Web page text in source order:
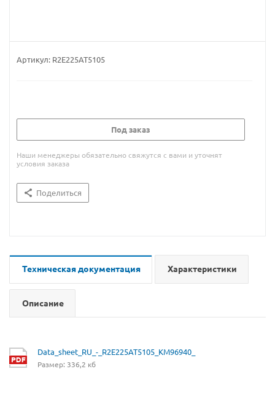
Артикул: R2E225AT5105
Под заказ
Наши менеджеры обязательно свяжутся с вами и уточнят
условия заказа
Поделиться
Техническая документация Характеристики
Описание
Data_sheet_RU_-_R2E225AT5105_KM96940_
Размер: 336,2 кб